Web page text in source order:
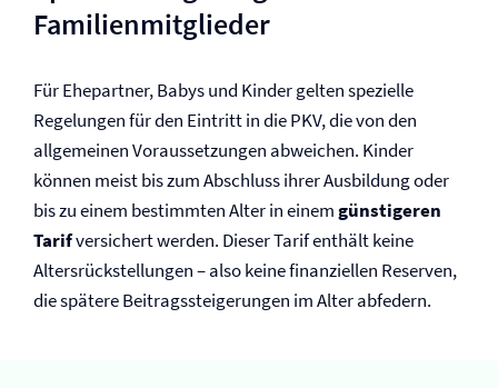
Familienmitglieder
Für Ehepartner, Babys und Kinder gelten spezielle
Regelungen für den Eintritt in die PKV, die von den
allgemeinen Voraussetzungen abweichen. Kinder
können meist bis zum Abschluss ihrer Ausbildung oder
bis zu einem bestimmten Alter in einemgünstigeren
Tarifversichert werden. Dieser Tarif enthält keine
Altersrückstellungen – also keine finanziellen Reserven,
die spätere Beitragssteigerungen im Alter abfedern.